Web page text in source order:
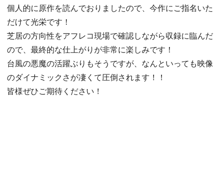
個人的に原作を読んでおりましたので、今作にご指名いた
だけて光栄です！
芝居の方向性をアフレコ現場で確認しながら収録に臨んだ
ので、最終的な仕上がりが非常に楽しみです！
台風の悪魔の活躍ぶりもそうですが、なんといっても映像
のダイナミックさが凄くて圧倒されます！！
皆様ぜひご期待ください！